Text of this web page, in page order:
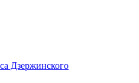
Дзержинского